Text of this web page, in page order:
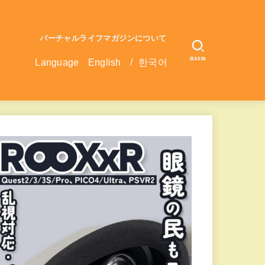
バーチャルライフマガジンについて
Language English / 한국어 SEARCH